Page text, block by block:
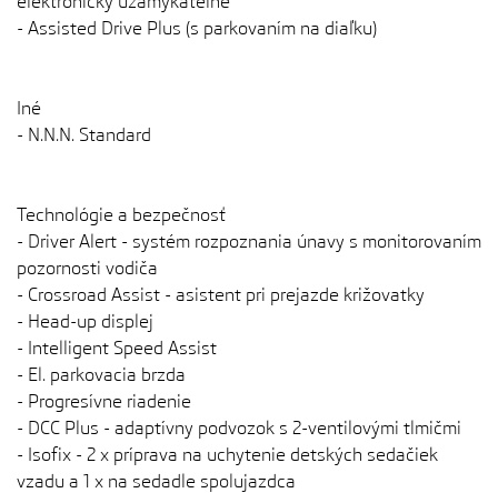
- Assisted Drive Plus (s parkovaním na diaľku)
Iné
- N.N.N. Standard
Technológie a bezpečnosť
- Driver Alert - systém rozpoznania únavy s monitorovaním
pozornosti vodiča
- Crossroad Assist - asistent pri prejazde križovatky
- Head-up displej
- Intelligent Speed ​​​​Assist
- El. parkovacia brzda
- Progresívne riadenie
- DCC Plus - adaptívny podvozok s 2-ventilovými tlmičmi
- Isofix - 2 x príprava na uchytenie detských sedačiek
vzadu a 1 x na sedadle spolujazdca